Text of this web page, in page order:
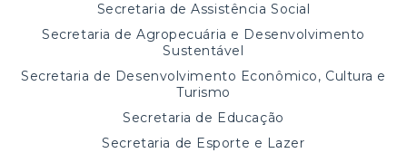
Secretaria de Assistência Social
Secretaria de Agropecuária e Desenvolvimento
Sustentável
Secretaria de Desenvolvimento Econômico, Cultura e
Turismo
Secretaria de Educação
Secretaria de Esporte e Lazer